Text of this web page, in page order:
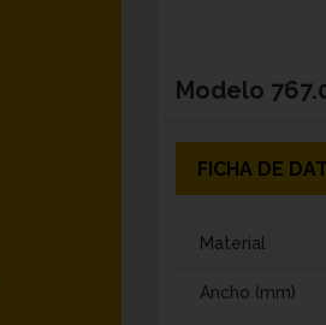
Modelo
FICHA DE
Material
Ancho (mm)